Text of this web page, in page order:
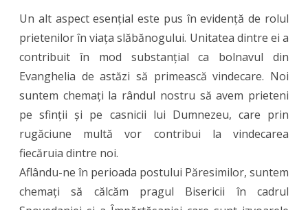
Un alt aspect esențial este pus în evidență de rolul
prietenilor în viața slăbănogului. Unitatea dintre ei a
contribuit în mod substanțial ca bolnavul din
Evanghelia de astăzi să primească vindecare. Noi
suntem chemați la rândul nostru să avem prieteni
pe sfinții și pe casnicii lui Dumnezeu, care prin
rugăciune multă vor contribui la vindecarea
fiecăruia dintre noi.
Aflându-ne în perioada postului Păresimilor, suntem
chemați să călcăm pragul Bisericii în cadrul